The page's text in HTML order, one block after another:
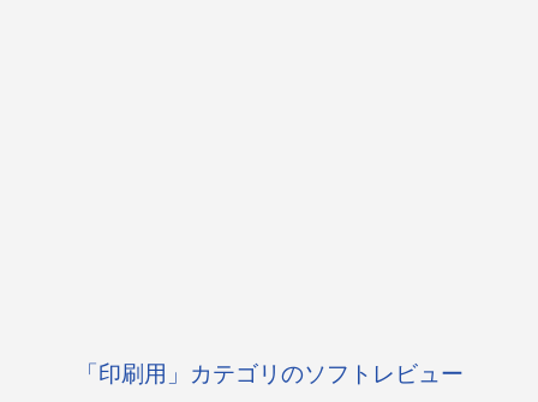
「印刷用」カテゴリのソフトレビュー